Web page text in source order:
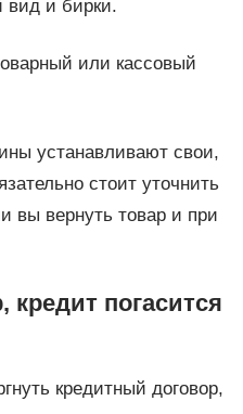
вид и бирки.
или кассовый
устанавливают свои,
стоит уточнить
вы вернуть товар и при
кредит погасится
кредитный договор,